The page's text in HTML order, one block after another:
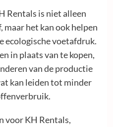
Rentals is niet alleen
maar het kan ook helpen
ecologische voetafdruk.
in plaats van te kopen,
van de productie
kan leiden tot minder
voor KH Rentals,